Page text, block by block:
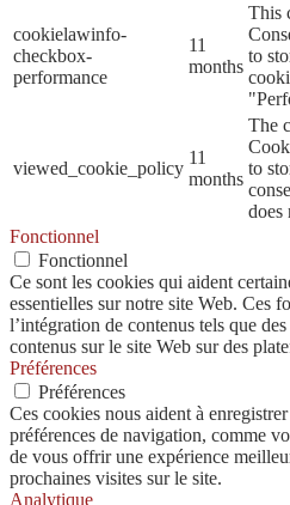
cookielawinfo-
checkbox-
performance
11
months
This
to
viewed_cookie_policy
11
months
The
to
does
Fonctionnel
Fonctionnel
Ce sont les cookies qui aident
essentielles sur notre site Web. Ces
l’intégration de contenus tels que
contenus sur le site Web sur des
Préférences
Préférences
Ces cookies nous aident à
préférences de navigation, comme
de vous offrir une expérience
prochaines visites sur le site.
Analytique